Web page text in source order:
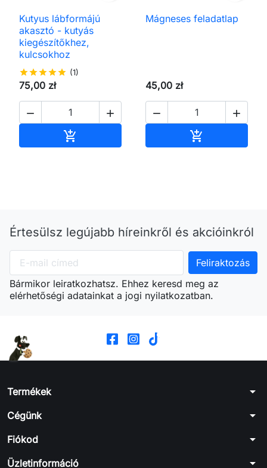
Kutyus lábformájú
akasztó - kutyás
kiegészítőkhez,
kulcsokhoz
starstarstarstarstar (1)
75,00 zł
 

Mágneses feladatlap
45,00 zł
 

Értesülsz legújabb híreinkről és akcióinkról
Bármikor leiratkozhatsz. Ehhez keresd meg az
elérhetőségi adatainkat a jogi nyilatkozatban.
Termékek arrow_drop_down
Cégünk arrow_drop_down
Fiókod arrow_drop_down
Üzletinformáció arrow_drop_down